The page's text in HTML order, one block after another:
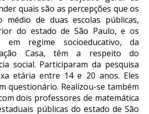
quais são as percepções que os
médio de duas escolas públicas,
do estado de São Paulo, e os
em regime socioeducativo, da
Casa, têm a respeito do
social. Participaram da pesquisa
etária entre 14 e 20 anos. Eles
questionário. Realizou-se também
dois professores de matemática
públicas do estado de São